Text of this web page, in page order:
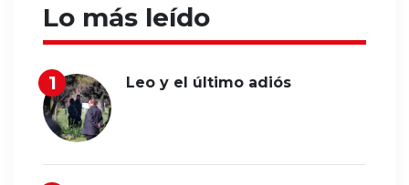
Lo más leído
Leo y el último adiós